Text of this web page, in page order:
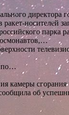
ракет-носителей
парка
по…
камеры сгорания
об